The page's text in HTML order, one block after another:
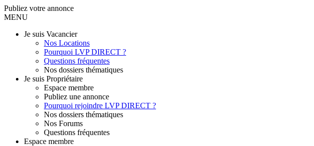
Publiez votre annonce
MENU
Je suis Vacancier
Nos Locations
Pourquoi LVP DIRECT ?
Questions fréquentes
Nos dossiers thématiques
Je suis Propriétaire
Espace membre
Publiez une annonce
Pourquoi rejoindre LVP DIRECT ?
Nos dossiers thématiques
Nos Forums
Questions fréquentes
Espace membre